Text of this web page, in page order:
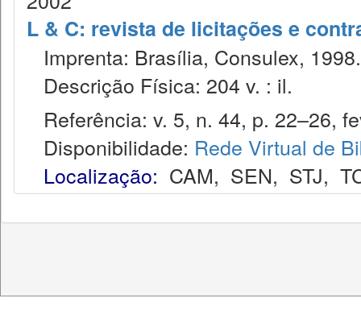
L & C: revista de licitações e
Imprenta: Brasília, Consulex, 1998.
Descrição Física: 204 v. : il.
Referência: v. 5, n. 44, p. 22–26,
Disponibilidade: Rede Virtual de
Localização: CAM, SEN, STJ,